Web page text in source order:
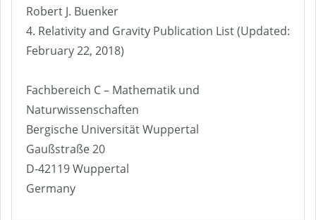
Robert J. Buenker
4. Relativity and Gravity Publication List (Updated:
February 22, 2018)
Fachbereich C – Mathematik und
Naturwissenschaften
Bergische Universität Wuppertal
Gaußstraße 20
D-42119 Wuppertal
Germany